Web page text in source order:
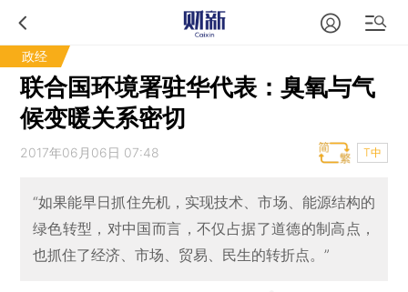
政经
联合国环境署驻华代表：臭氧与气
候变暖关系密切
2017年06月06日 07:48 T中
“如果能早日抓住先机，实现技术、市场、能源结构的
绿色转型，对中国而言，不仅占据了道德的制高点，
也抓住了经济、市场、贸易、民生的转折点。”